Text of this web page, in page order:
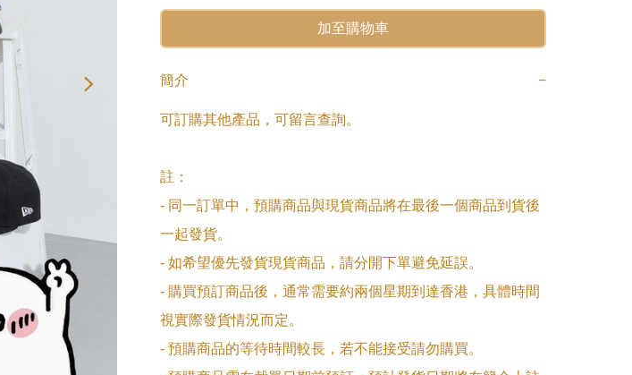
加至購物車
簡介 −
可訂購其他產品，可留言查詢。
註：
- 同一訂單中，預購商品與現貨商品將在最後一個商品到貨後
一起發貨。
- 如希望優先發貨現貨商品，請分開下單避免延誤。
- 購買預訂商品後，通常需要約兩個星期到達香港，具體時間
視實際發貨情況而定。
- 預購商品的等待時間較長，若不能接受請勿購買。